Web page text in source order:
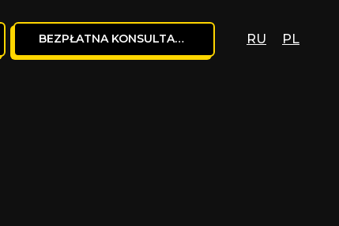
BEZPŁATNA KONSULTACJA RU PL